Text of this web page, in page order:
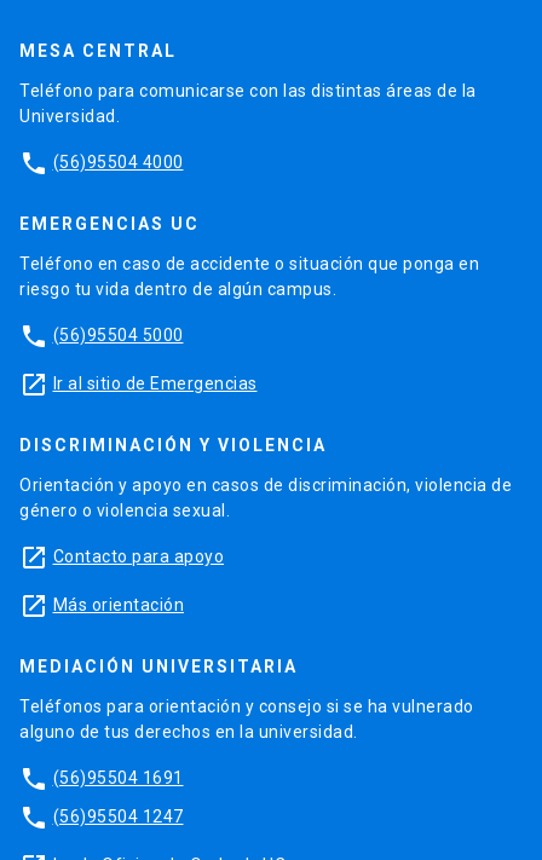
MESA CENTRAL
Teléfono para comunicarse con las distintas áreas de la
Universidad.
phone (56)95504 4000
EMERGENCIAS UC
Teléfono en caso de accidente o situación que ponga en
riesgo tu vida dentro de algún campus.
phone (56)95504 5000
launch Ir al sitio de Emergencias
DISCRIMINACIÓN Y VIOLENCIA
Orientación y apoyo en casos de discriminación, violencia de
género o violencia sexual.
launch Contacto para apoyo
launch Más orientación
MEDIACIÓN UNIVERSITARIA
Teléfonos para orientación y consejo si se ha vulnerado
alguno de tus derechos en la universidad.
phone (56)95504 1691
phone (56)95504 1247